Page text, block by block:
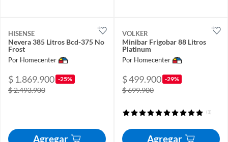
HISENSE
Nevera 385 Litros Bcd-375 No
Frost
Por Homecenter
$ 1.869.900 -25%
$ 2.493.900
Agregar
VOLKER
Minibar Frigobar 88 Litros
Platinum
Por Homecenter
$ 499.900 -29%
$ 699.900
(1)
Agregar